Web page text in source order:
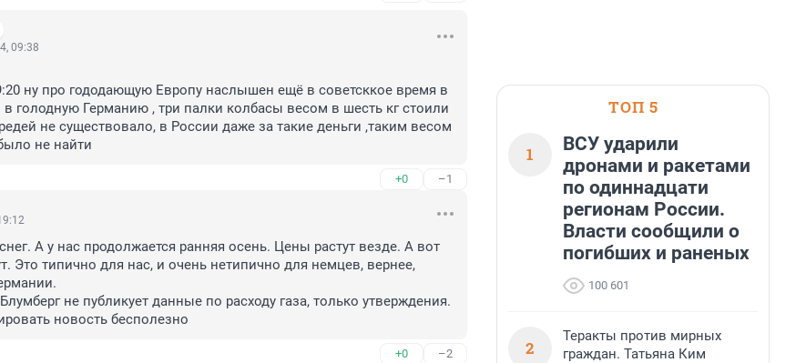
09:38
ну про гододающую Европу наслышен ещё в советсккое время в
в голодную Германию , три палки колбасы весом в шесть кг стоили
не существовало, в России даже за такие деньги ,таким весом
не найти
+0 –1
А у нас продолжается ранняя осень. Цены растут везде. А вот
Это типично для нас, и очень нетипично для немцев, вернее,
не публикует данные по расходу газа, только утверждения.
новость бесполезно
+0 –2
ТОП 5
1
ВСУ ударили
дронами и ракетами
по одиннадцати
регионам России.
Власти сообщили о
погибших и раненых
100 601
2
Теракты против мирных
граждан. Татьяна Ким